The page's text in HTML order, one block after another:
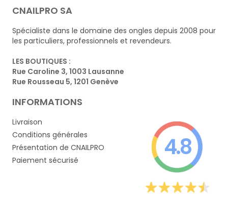
CNAILPRO SA
Spécialiste dans le domaine des ongles depuis 2008 pour
les particuliers, professionnels et revendeurs.
LES BOUTIQUES :
Rue Caroline 3, 1003 Lausanne
Rue Rousseau 5, 1201 Genève
INFORMATIONS
Livraison
Conditions générales
Présentation de CNAILPRO
Paiement sécurisé
4.8